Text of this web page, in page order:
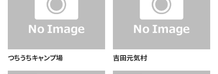
つちうちキャンプ場 吉田元気村